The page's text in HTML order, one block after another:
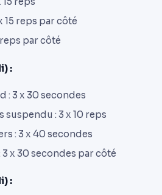
15 reps par côté
reps par côté
:
: 3 x 30 secondes
suspendu : 3 x 10 reps
: 3 x 40 secondes
3 x 30 secondes par côté
: